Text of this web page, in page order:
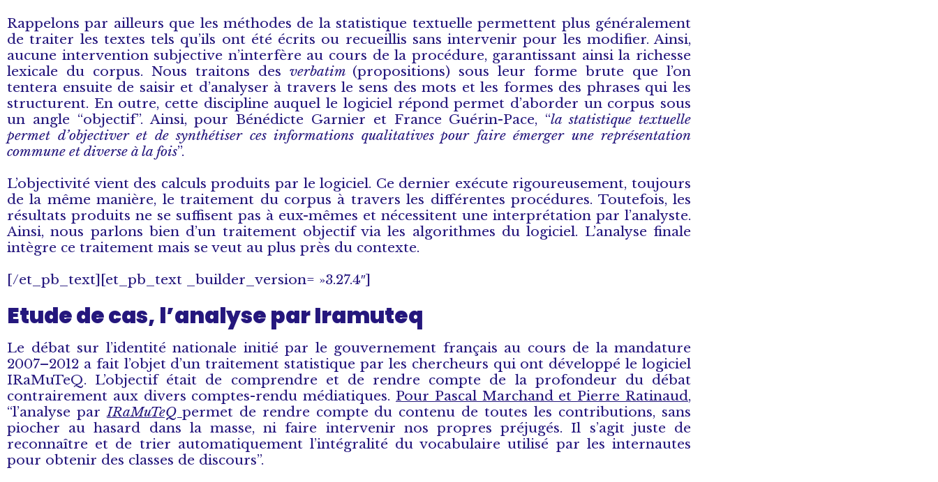
Rappelons par ailleurs que les méthodes de la statistique textuelle permettent plus généralement
de traiter les textes tels qu’ils ont été écrits ou recueillis sans intervenir pour les modifier. Ainsi,
aucune intervention subjective n’interfère au cours de la procédure, garantissant ainsi la richesse
lexicale du corpus. Nous traitons des verbatim (propositions) sous leur forme brute que l’on
tentera ensuite de saisir et d’analyser à travers le sens des mots et les formes des phrases qui les
structurent. En outre, cette discipline auquel le logiciel répond permet d’aborder un corpus sous
un angle “objectif”. Ainsi, pour Bénédicte Garnier et France Guérin-Pace, “la statistique textuelle
permet d’objectiver et de synthétiser ces informations qualitatives pour faire émerger une représentation
commune et diverse à la fois”.
L’objectivité vient des calculs produits par le logiciel. Ce dernier exécute rigoureusement, toujours
de la même manière, le traitement du corpus à travers les différentes procédures. Toutefois, les
résultats produits ne se suffisent pas à eux-mêmes et nécessitent une interprétation par l’analyste.
Ainsi, nous parlons bien d’un traitement objectif via les algorithmes du logiciel. L’analyse finale
intègre ce traitement mais se veut au plus près du contexte.
[/et_pb_text][et_pb_text _builder_version= »3.27.4″]
Etude de cas, l’analyse par Iramuteq
Le débat sur l’identité nationale initié par le gouvernement français au cours de la mandature
2007–2012 a fait l’objet d’un traitement statistique par les chercheurs qui ont développé le logiciel
IRaMuTeQ. L’objectif était de comprendre et de rendre compte de la profondeur du débat
contrairement aux divers comptes-rendu médiatiques. Pour Pascal Marchand et Pierre Ratinaud,
“l’analyse par IRaMuTeQ permet de rendre compte du contenu de toutes les contributions, sans
piocher au hasard dans la masse, ni faire intervenir nos propres préjugés. Il s’agit juste de
reconnaître et de trier automatiquement l’intégralité du vocabulaire utilisé par les internautes
pour obtenir des classes de discours”.